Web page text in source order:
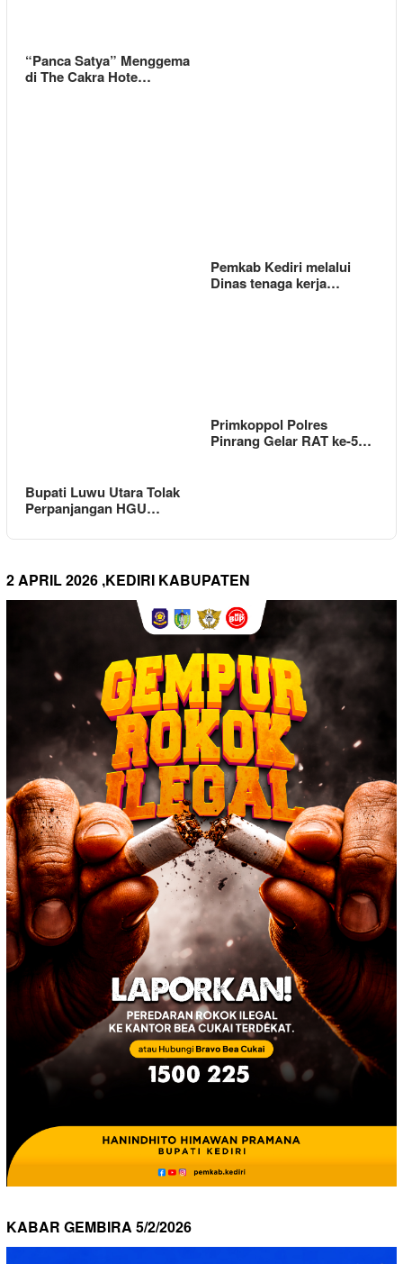
“Panca Satya” Menggema
di The Cakra Hote…
Pemkab Kediri melalui
Dinas tenaga kerja…
Bupati Luwu Utara Tolak
Perpanjangan HGU…
Primkoppol Polres
Pinrang Gelar RAT ke-5…
2 APRIL 2026 ,KEDIRI KABUPATEN
KABAR GEMBIRA 5/2/2026